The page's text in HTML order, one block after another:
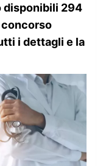
disponibili 294
concorso
i dettagli e la